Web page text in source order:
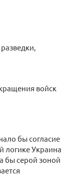
войск
бы согласие
логике Украина
бы серой зоной